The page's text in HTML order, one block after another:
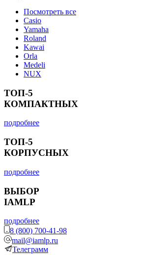
Посмотреть все
Casio
Yamaha
Roland
Kawai
Orla
Medeli
NUX
ТОП-5
КОМПАКТНЫХ
подробнее
ТОП-5
КОРПУСНЫХ
подробнее
ВЫБОР
IAMLP
подробнее
8 (800) 700-41-98
mail@iamlp.ru
Телеграмм